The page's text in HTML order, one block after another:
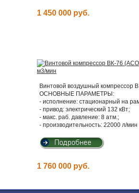
1 450 000 руб.
Винтовой воздушный компрессор
ОСНОВНЫЕ ПАРАМЕТРЫ:
- исполнение: стационарный на
- привод: электрический 132 кВт;
- макс. раб. давление: 8 атм.;
- производительность: 22000 л/
1 760 000 руб.